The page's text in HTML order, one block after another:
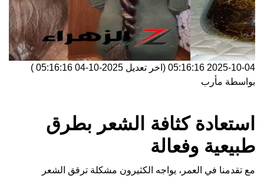
2025-10-04 05:16:16 (اخر تعديل 2025-10-04 05:16:16
)
بواسطة مأرب
استعادة كثافة الشعر بطرق
طبيعية وفعالة
مع تقدمنا في العمر، يواجه الكثيرون مشكلة ترقق الشعر